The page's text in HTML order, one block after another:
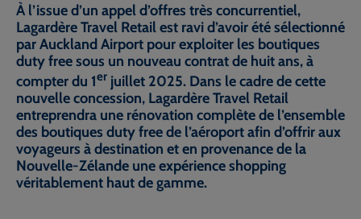
À l’issue d’un appel d’offres très concurrentiel,
Lagardère Travel Retailest ravi d’avoir été sélectionné
par Auckland Airport pour exploiter les boutiques
duty free sous un nouveau contrat de huit ans, à
compter du 1er juillet 2025. Dans le cadre de cette
nouvelle concession, Lagardère Travel Retail
entreprendra une rénovation complète de l’ensemble
des boutiques duty free de l’aéroport afin d’offrir aux
voyageurs à destination et en provenance de la
Nouvelle-Zélande une expérience shopping
véritablement haut de gamme.